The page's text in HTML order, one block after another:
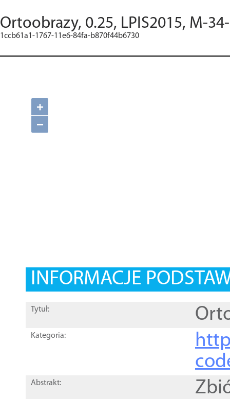
Ortoobrazy, 0.25, LPIS2015, M-
1ccb61a1-1767-11e6-84fa-b870f44b6730
+
−
INFORMACJE
Tytuł:
Kategoria:
Abstrakt: